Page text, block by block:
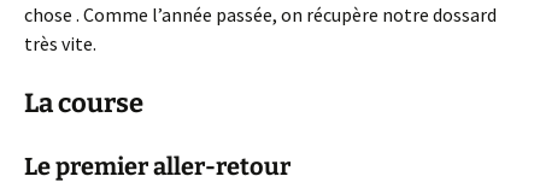
chose . Comme l’année passée, on récupère notre dossard
très vite.
La course
Le premier aller-retour